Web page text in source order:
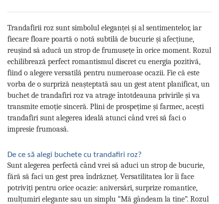
Trandafirii roz sunt simbolul eleganței și al sentimentelor, iar
fiecare floare poartă o notă subtilă de bucurie și afecțiune,
reușind să aducă un strop de frumusețe în orice moment. Rozul
echilibrează perfect romantismul discret cu energia pozitivă,
fiind o alegere versatilă pentru numeroase ocazii. Fie că este
vorba de o surpriză neașteptată sau un gest atent planificat, un
buchet de trandafiri roz va atrage întotdeauna privirile și va
transmite emoție sinceră. Plini de prospețime și farmec, acești
trandafiri sunt alegerea ideală atunci când vrei să faci o
impresie frumoasă.
De ce să alegi buchete cu trandafiri roz?
Sunt alegerea perfectă când vrei să aduci un strop de bucurie,
fără să faci un gest prea îndrăzneț. Versatilitatea lor îi face
potriviți pentru orice ocazie: aniversări, surprize romantice,
mulțumiri elegante sau un simplu “Mă gândeam la tine”. Rozul